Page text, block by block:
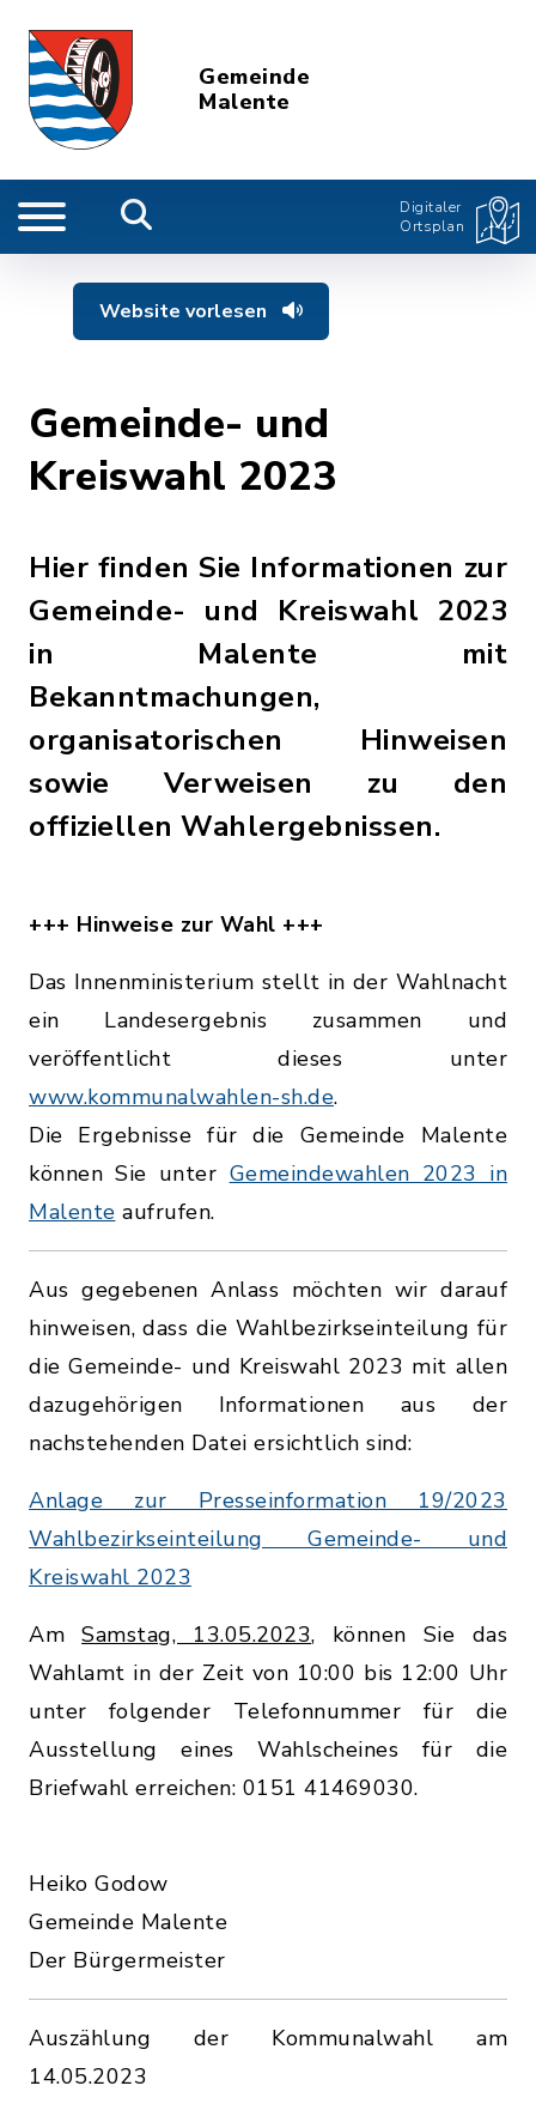
Gemeinde
Malente
Digitaler
Ortsplan
Website vorlesen
Gemeinde- und
Kreiswahl 2023
Hier finden Sie Informationen zur
Gemeinde- und Kreiswahl 2023
in Malente mit
Bekanntmachungen,
organisatorischen Hinweisen
sowie Verweisen zu den
offiziellen Wahlergebnissen.
+++ Hinweise zur Wahl +++
Das Innenministerium stellt in der Wahlnacht
ein Landesergebnis zusammen und
veröffentlicht dieses unter
www.kommunalwahlen-sh.de.
Die Ergebnisse für die Gemeinde Malente
können Sie unter Gemeindewahlen 2023 in
Malente aufrufen.
Aus gegebenen Anlass möchten wir darauf
hinweisen, dass die Wahlbezirkseinteilung für
die Gemeinde- und Kreiswahl 2023 mit allen
dazugehörigen Informationen aus der
nachstehenden Datei ersichtlich sind:
Anlage zur Presseinformation 19/2023
Wahlbezirkseinteilung Gemeinde- und
Kreiswahl 2023
AmSamstag, 13.05.2023, können Sie das
Wahlamt in der Zeit von 10:00 bis 12:00 Uhr
unter folgender Telefonnummer für die
Ausstellung eines Wahlscheines für die
Briefwahl erreichen: 0151 41469030.
Heiko Godow
Gemeinde Malente
Der Bürgermeister
Auszählung der Kommunalwahl am
14.05.2023